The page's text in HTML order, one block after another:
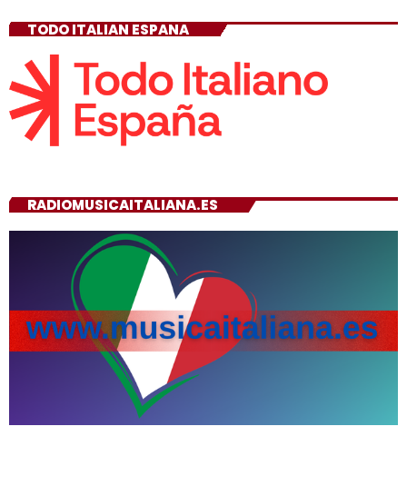
TODO ITALIAN ESPANA
RADIOMUSICAITALIANA.ES